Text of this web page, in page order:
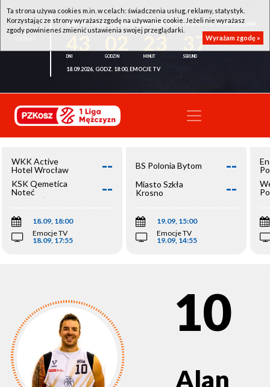
WKK ACTIVE HOTEL WROCŁAW - KSK QEMETICA NOTEĆ INOWROCŁAW
37
18.09.2026, GODZ. 18:00, EMOCJE TV
WKK Active
Hotel Wrocław
--
KSK Qemetica
Noteć
Inowrocław
--
18.09, 18:00
Emocje TV
18.09, 17:55
BS Polonia Bytom --
Miasto Szkła
Krosno
--
19.09, 15:00
Emocje TV
19.09, 14:55
10
Alan
Ta strona używa cookies m.in. w celach: świadczenia usług, reklamy, statystyk.
Korzystając ze strony wyrażasz zgodę na używanie cookie. Jeżeli nie wyrażasz
zgody powinieneś zmienić ustawienia swojej przeglądarki.
Wyrażam zgodę »